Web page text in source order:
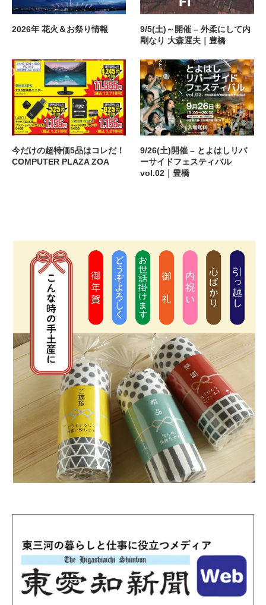
2026年 花火＆お祭り情報
9/5(土)～開催 – 外柔にして内
剛なり 大森運夫｜豊橋
今だけの超特価5品はコレだ！
COMPUTER PLAZA ZOA
9/26(土)開催 – とよはしリバ
ーサイドフェスティバル
vol.02｜豊橋